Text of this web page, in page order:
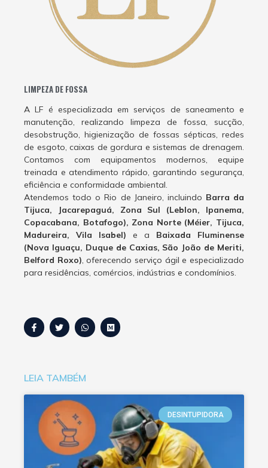
LIMPEZA DE FOSSA
A LF é especializada em serviços de saneamento e
manutenção, realizando limpeza de fossa, sucção,
desobstrução, higienização de fossas sépticas, redes
de esgoto, caixas de gordura e sistemas de drenagem.
Contamos com equipamentos modernos, equipe
treinada e atendimento rápido, garantindo segurança,
eficiência e conformidade ambiental.
Atendemos todo o Rio de Janeiro, incluindo Barra da
Tijuca, Jacarepaguá, Zona Sul (Leblon, Ipanema,
Copacabana, Botafogo), Zona Norte (Méier, Tijuca,
Madureira, Vila Isabel) e a Baixada Fluminense
(Nova Iguaçu, Duque de Caxias, São João de Meriti,
Belford Roxo), oferecendo serviço ágil e especializado
para residências, comércios, indústrias e condomínios.
LEIA TAMBÉM
DESINTUPIDORA